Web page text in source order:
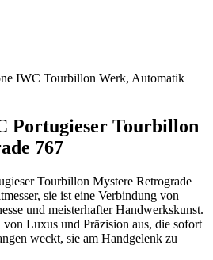
IWC Tourbillon Werk, Automatik
Portugieser Tourbillon
767
Tourbillon Mystere Retrograde
sie ist eine Verbindung von
und meisterhafter Handwerkskunst.
Luxus und Präzision aus, die sofort
weckt, sie am Handgelenk zu